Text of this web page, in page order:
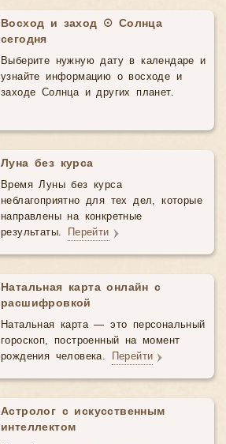
Восход и заход ☉ Солнца
сегодня
Выберите нужную дату в календаре и
узнайте информацию о восходе и
заходе Солнца и других планет.
Луна без курса
Время Луны без курса
неблагоприятно для тех дел, которые
направлены на конкретные
результаты. Перейти
Натальная карта онлайн с
расшифровкой
Натальная карта — это персональный
гороскоп, построенный на момент
рождения человека. Перейти
Астролог с искусственным
интеллектом